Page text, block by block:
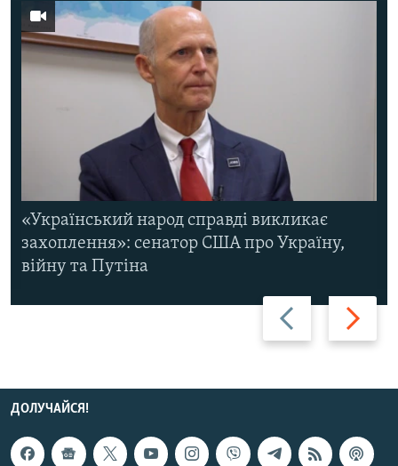
Назад Вперед
«Український народ справді викликає
захоплення»: сенатор США про Україну,
війну та Путіна
ДОЛУЧАЙСЯ!